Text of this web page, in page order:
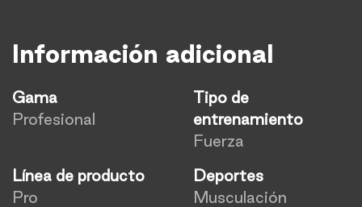
Información adicional
Gama
Profesional
Tipo de
entrenamiento
Fuerza
Línea de producto
Pro
Deportes
Musculación